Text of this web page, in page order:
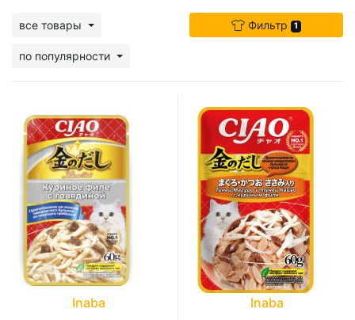
все товары
по популярности
Фильтр 1
Inaba Inaba